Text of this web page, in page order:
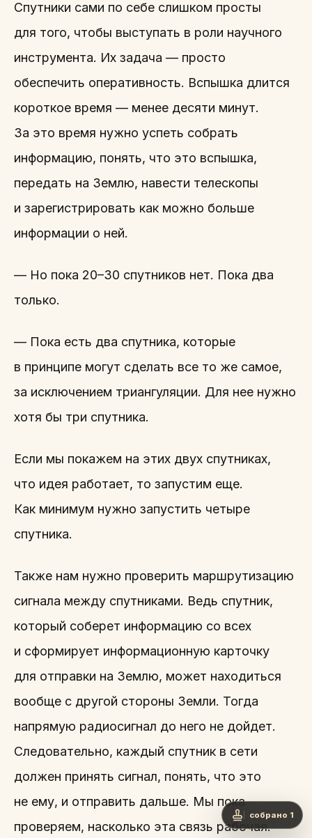
Спутники сами по себе слишком просты
для того, чтобы выступать в роли научного
инструмента. Их задача — просто
обеспечить оперативность. Вспышка длится
короткое время — менее десяти минут.
За это время нужно успеть собрать
информацию, понять, что это вспышка,
передать на Землю, навести телескопы
и зарегистрировать как можно больше
информации о ней.
— Но пока 20–30 спутников нет. Пока два
только.
— Пока есть два спутника, которые
в принципе могут сделать все то же самое,
за исключением триангуляции. Для нее нужно
хотя бы три спутника.
Если мы покажем на этих двух спутниках,
что идея работает, то запустим еще.
Как минимум нужно запустить четыре
спутника.
Также нам нужно проверить маршрутизацию
сигнала между спутниками. Ведь спутник,
который соберет информацию со всех
и сформирует информационную карточку
для отправки на Землю, может находиться
вообще с другой стороны Земли. Тогда
напрямую радиосигнал до него не дойдет.
Следовательно, каждый спутник в сети
должен принять сигнал, понять, что это
не ему, и отправить дальше. Мы пока
проверяем, насколько эта связь рабочая.
собрано 1